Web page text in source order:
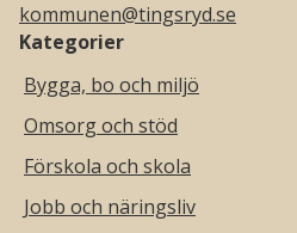
kommunen@tingsryd.se
Kategorier
Bygga, bo och miljö
Omsorg och stöd
Förskola och skola
Jobb och näringsliv